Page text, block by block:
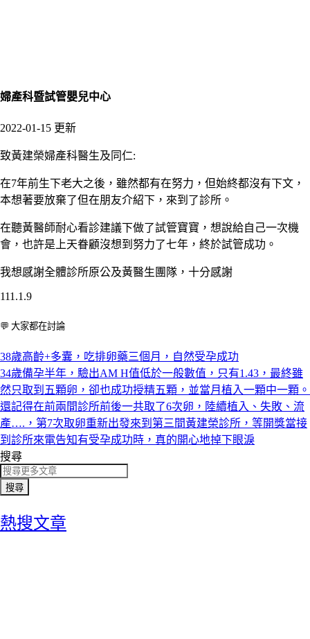
婦產科暨試管嬰兒中心
2022-01-15 更新
致黃建榮婦產科醫生及同仁:
在7年前生下老大之後，雖然都有在努力，但始終都沒有下文，
本想著要放棄了但在朋友介紹下，來到了診所。
在聽黃醫師耐心看診建議下做了試管寶寶，想說給自己一次機
會，也許是上天眷顧沒想到努力了七年，終於試管成功。
我想感謝全體診所原公及黃醫生團隊，十分感謝
111.1.9
💬 大家都在討論
38歲高齡+多囊，吃排卵藥三個月，自然受孕成功
34歲備孕半年，驗出AM H值低於一般數值，只有1.43，最終雖
然只取到五顆卵，卻也成功授精五顆，並當月植入一顆中一顆。
還記得在前兩間診所前後一共取了6次卵，陸續植入、失敗、流
產….，第7次取卵重新出發來到第三間黃建榮診所，等開獎當接
到診所來電告知有受孕成功時，真的開心地掉下眼淚
搜尋
搜尋
熱搜文章